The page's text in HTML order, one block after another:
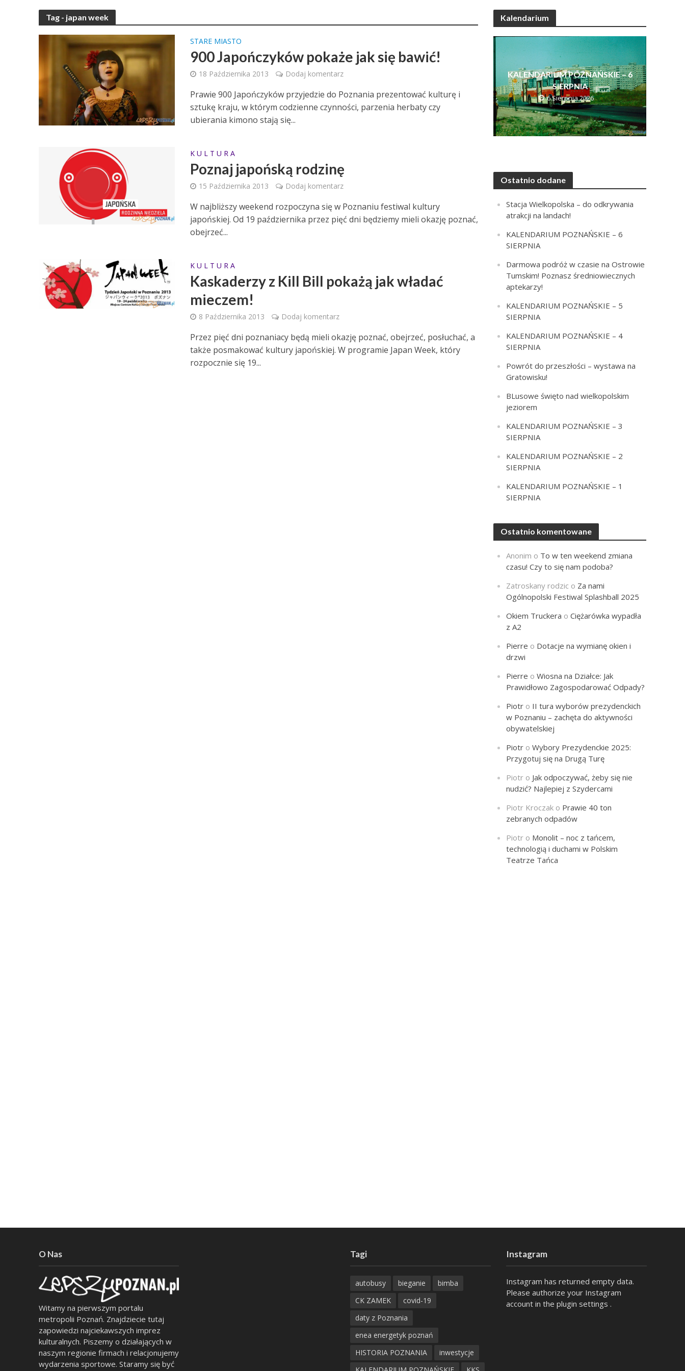
Tag - japan week
STARE MIASTO
900 Japończyków pokaże jak się bawić!
18 Października 2013 Dodaj komentarz
Prawie 900 Japończyków przyjedzie do Poznania prezentować kulturę i
sztukę kraju, w którym codzienne czynności, parzenia herbaty czy
ubierania kimono stają się...
K U L T U R A
Poznaj japońską rodzinę
15 Października 2013 Dodaj komentarz
W najbliższy weekend rozpoczyna się w Poznaniu festiwal kultury
japońskiej. Od 19 października przez pięć dni będziemy mieli okazję poznać,
obejrzeć...
K U L T U R A
Kaskaderzy z Kill Bill pokażą jak władać
mieczem!
8 Października 2013 Dodaj komentarz
Przez pięć dni poznaniacy będą mieli okazję poznać, obejrzeć, posłuchać, a
także posmakować kultury japońskiej. W programie Japan Week, który
rozpocznie się 19...
Kalendarium
KALENDARIUM POZNAŃSKIE – 6
SIERPNIA
6 Sierpnia 2026
Ostatnio dodane
Stacja Wielkopolska – do odkrywania
atrakcji na landach!
KALENDARIUM POZNAŃSKIE – 6
SIERPNIA
Darmowa podróż w czasie na Ostrowie
Tumskim! Poznasz średniowiecznych
aptekarzy!
KALENDARIUM POZNAŃSKIE – 5
SIERPNIA
KALENDARIUM POZNAŃSKIE – 4
SIERPNIA
Powrót do przeszłości – wystawa na
Gratowisku!
BLusowe święto nad wielkopolskim
jeziorem
KALENDARIUM POZNAŃSKIE – 3
SIERPNIA
KALENDARIUM POZNAŃSKIE – 2
SIERPNIA
KALENDARIUM POZNAŃSKIE – 1
SIERPNIA
Ostatnio komentowane
Anonim o To w ten weekend zmiana
czasu! Czy to się nam podoba?
Zatroskany rodzic o Za nami
Ogólnopolski Festiwal Splashball 2025
Okiem Truckera oCiężarówka wypadła
z A2
Pierre o Dotacje na wymianę okien i
drzwi
Pierre oWiosna na Działce: Jak
Prawidłowo Zagospodarować Odpady?
Piotr o II tura wyborów prezydenckich
w Poznaniu – zachęta do aktywności
obywatelskiej
Piotr oWybory Prezydenckie 2025:
Przygotuj się na Drugą Turę
Piotr o Jak odpoczywać, żeby się nie
nudzić? Najlepiej z Szydercami
Piotr Kroczak o Prawie 40 ton
zebranych odpadów
Piotr o Monolit – noc z tańcem,
technologią i duchami w Polskim
Teatrze Tańca
O Nas
Witamy na pierwszym portalu
metropolii Poznań. Znajdziecie tutaj
zapowiedzi najciekawszych imprez
kulturalnych. Piszemy o działających w
naszym regionie firmach i relacjonujemy
wydarzenia sportowe. Staramy się być
Tagi
autobusy bieganie
bimba
CK ZAMEK
covid-19
daty z Poznania
enea energetyk poznań
HISTORIA POZNANIA
inwestycje
Instagram
Instagram has returned empty data.
Please authorize your Instagram
account in the plugin settings .